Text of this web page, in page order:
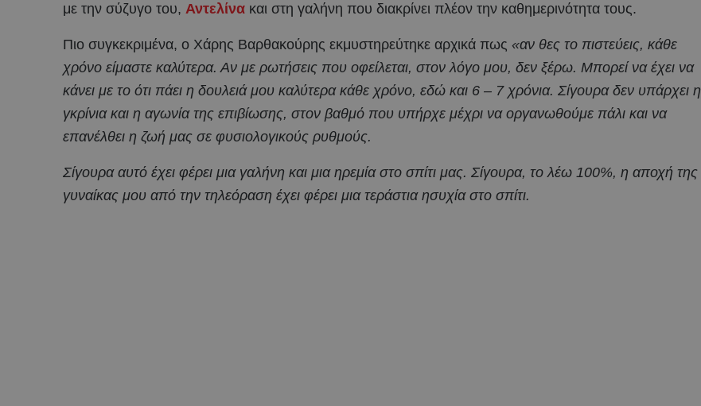
με την σύζυγο του, Αντελίνα και στη γαλήνη που διακρίνει πλέον την καθημερινότητα τους.
Πιο συγκεκριμένα, ο Χάρης Βαρθακούρης εκμυστηρεύτηκε αρχικά πως «αν θες το πιστεύεις, κάθε
χρόνο είμαστε καλύτερα. Αν με ρωτήσεις που οφείλεται, στον λόγο μου, δεν ξέρω. Μπορεί να έχει να
κάνει με το ότι πάει η δουλειά μου καλύτερα κάθε χρόνο, εδώ και 6 – 7 χρόνια. Σίγουρα δεν υπάρχει η
γκρίνια και η αγωνία της επιβίωσης, στον βαθμό που υπήρχε μέχρι να οργανωθούμε πάλι και να
επανέλθει η ζωή μας σε φυσιολογικούς ρυθμούς.
Σίγουρα αυτό έχει φέρει μια γαλήνη και μια ηρεμία στο σπίτι μας. Σίγουρα, το λέω 100%, η αποχή της
γυναίκας μου από την τηλεόραση έχει φέρει μια τεράστια ησυχία στο σπίτι.